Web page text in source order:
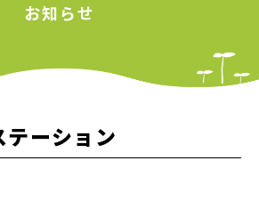
お知らせ
ーション